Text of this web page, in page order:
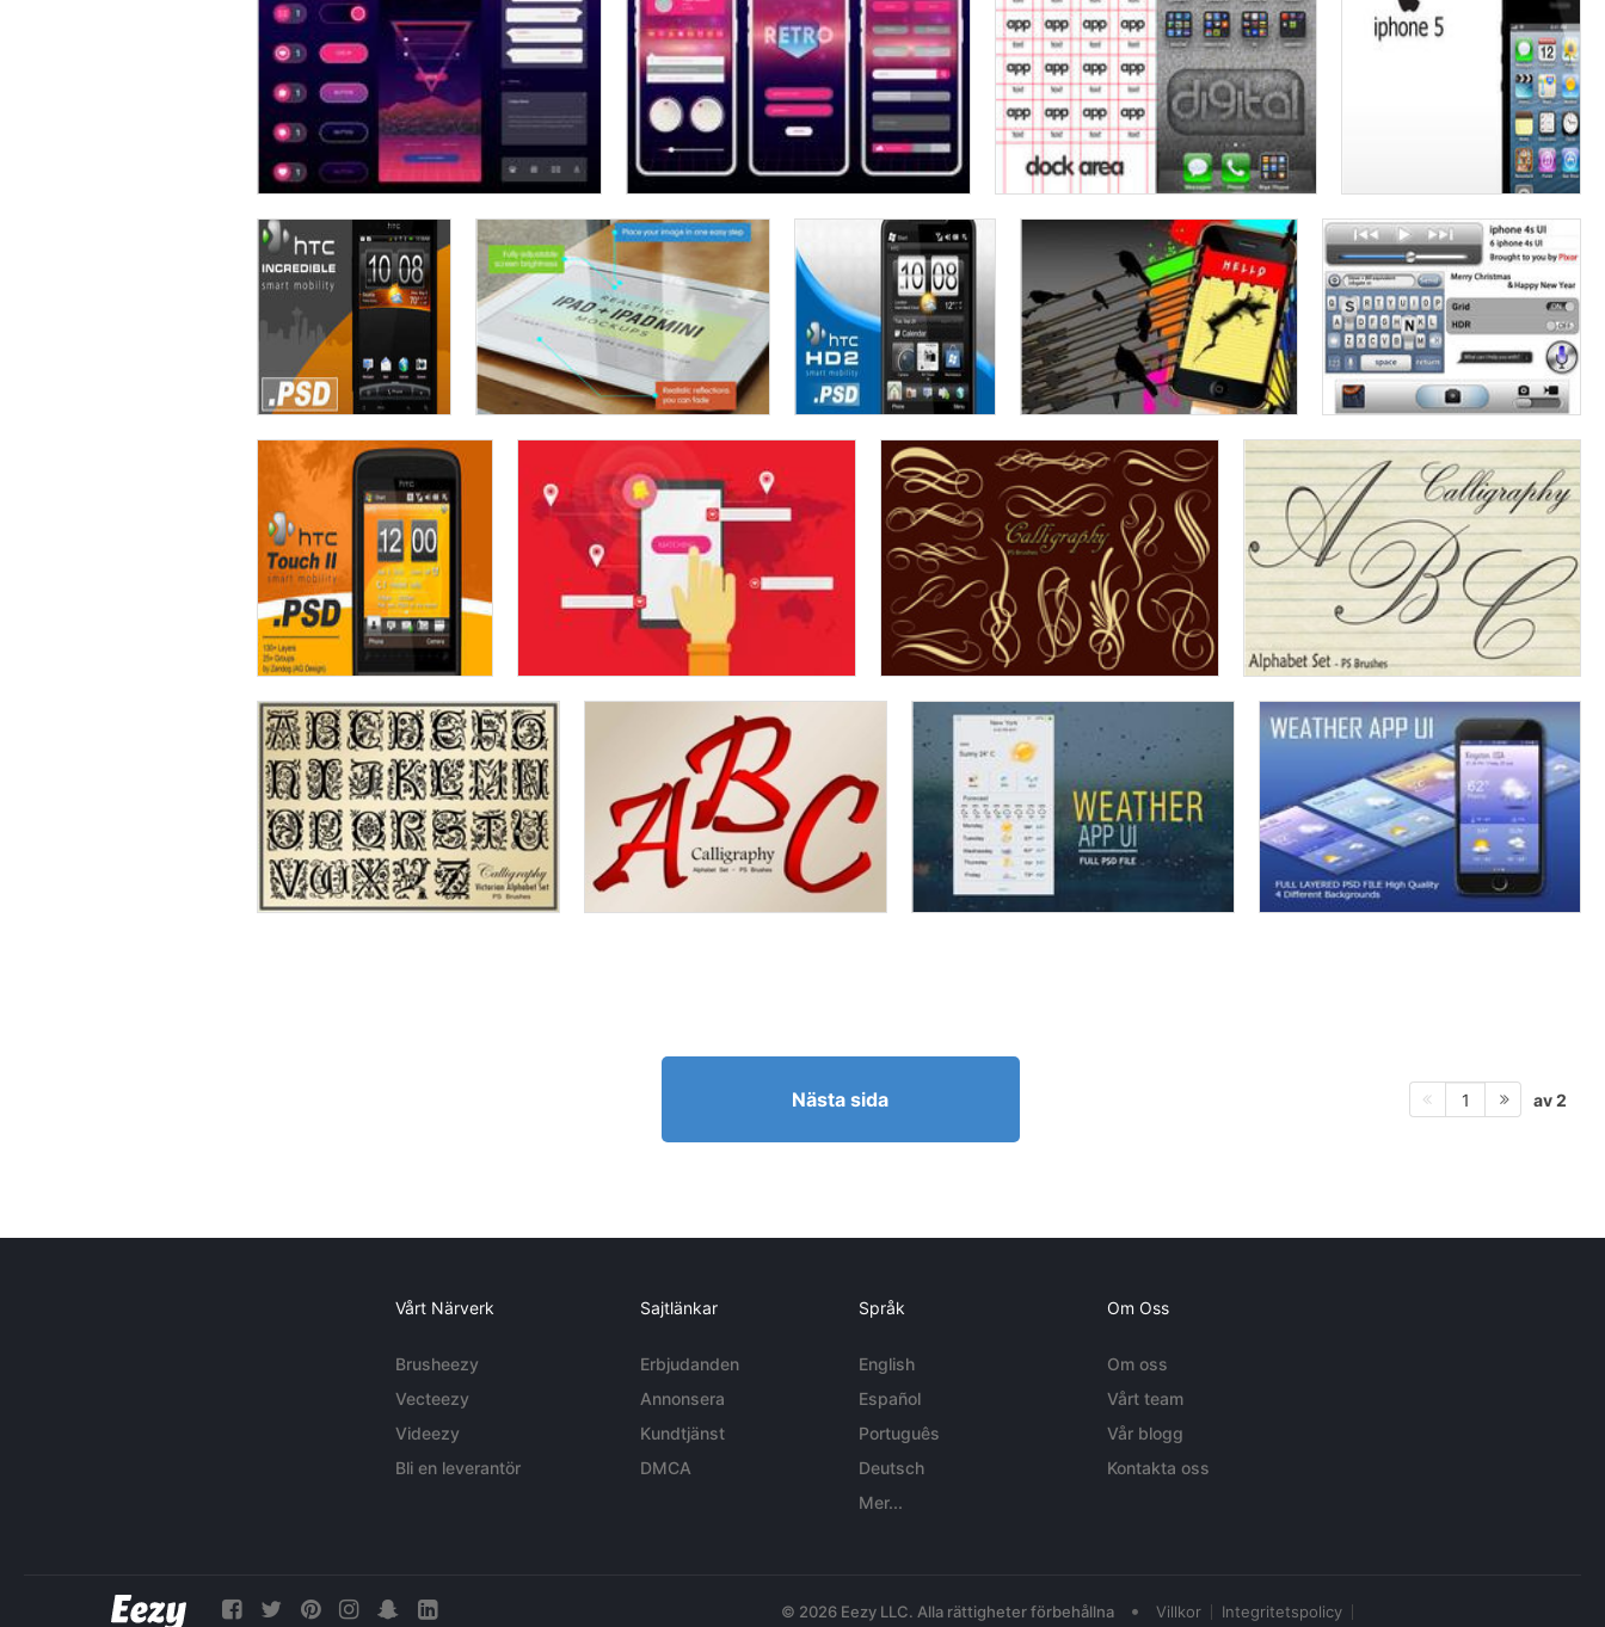
Nästa sida 1 av 2
Vårt Närverk
Brusheezy
Vecteezy
Videezy
Bli en leverantör
Sajtlänkar
Erbjudanden
Annonsera
Kundtjänst
DMCA
Språk
English
Español
Português
Deutsch
Mer...
Om Oss
Om oss
Vårt team
Vår blogg
Kontakta oss
© 2026 Eezy LLC. Alla rättigheter förbehållna • Villkor Integritetspolicy